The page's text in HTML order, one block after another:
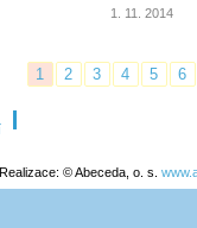
1. 11. 2014
1 2 3 4 5 6
Realizace: © Abeceda, o. s.